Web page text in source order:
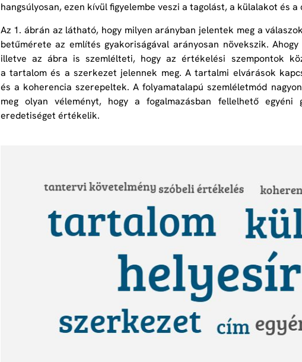
hangsúlyosan, ezen kívül figyelembe veszi a tagolást, a külalakot és a
Az 1. ábrán az látható, hogy milyen arányban jelentek meg a
betűmérete az említés gyakoriságával arányosan növekszik.
illetve az ábra is szemlélteti, hogy az értékelési szempontok
a tartalom és a szerkezet jelennek meg. A tartalmi elvárások
és a koherencia szerepeltek. A folyamatalapú szemléletmód
meg olyan véleményt, hogy a fogalmazásban fellelhető egyéni
eredetiséget értékelik.